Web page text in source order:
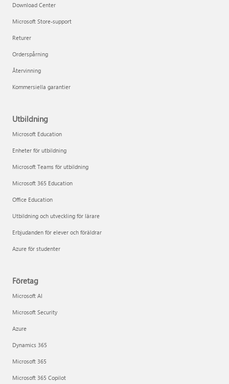
Download Center
Microsoft Store-support
Returer
Orderspårning
Återvinning
Kommersiella garantier
Utbildning
Microsoft Education
Enheter för utbildning
Microsoft Teams för utbildning
Microsoft 365 Education
Office Education
Utbildning och utveckling för lärare
Erbjudanden för elever och föräldrar
Azure för studenter
Företag
Microsoft AI
Microsoft Security
Azure
Dynamics 365
Microsoft 365
Microsoft 365 Copilot